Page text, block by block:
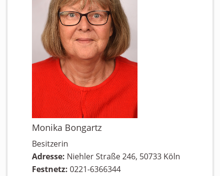
Monika Bongartz
Besitzerin
Adresse: Niehler Straße 246, 50733 Köln
Festnetz: 0221-6366344